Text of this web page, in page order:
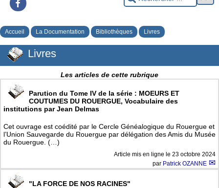
Accueil La Documentation Bibliothèques Livres
Livres
Les articles de cette rubrique
Parution du Tome IV de la série : MOEURS ET
COUTUMES DU ROUERGUE, Vocabulaire des
institutions par Jean Delmas
Cet ouvrage est coédité par le Cercle Généalogique du Rouergue et
l’Union Sauvegarde du Rouergue par délégation des Amis du Musée
du Rouergue. (…)
Article mis en ligne le 23 octobre 2024
par Patrick OZANNE
"LA FORCE DE NOS RACINES"